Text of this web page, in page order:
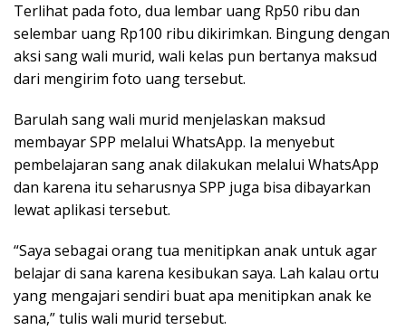
Terlihat pada foto, dua lembar uang Rp50 ribu dan
selembar uang Rp100 ribu dikirimkan. Bingung dengan
aksi sang wali murid, wali kelas pun bertanya maksud
dari mengirim foto uang tersebut.
Barulah sang wali murid menjelaskan maksud
membayar SPP melalui WhatsApp. Ia menyebut
pembelajaran sang anak dilakukan melalui WhatsApp
dan karena itu seharusnya SPP juga bisa dibayarkan
lewat aplikasi tersebut.
“Saya sebagai orang tua menitipkan anak untuk agar
belajar di sana karena kesibukan saya. Lah kalau ortu
yang mengajari sendiri buat apa menitipkan anak ke
sana,” tulis wali murid tersebut.